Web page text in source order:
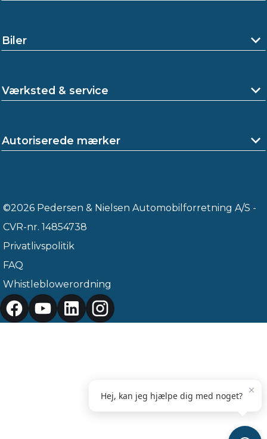
Biler
Værksted & service
Autoriserede mærker
©2026 Pedersen & Nielsen Automobilforretning A/S -
CVR-nr. 14854738
Privatlivspolitik
FAQ
Whistleblowerordning